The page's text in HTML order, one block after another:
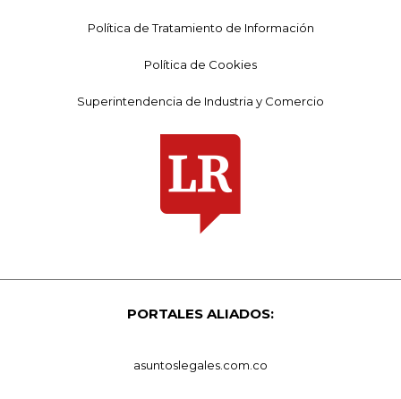
Política de Tratamiento de Información
Política de Cookies
Superintendencia de Industria y Comercio
PORTALES ALIADOS:
asuntoslegales.com.co